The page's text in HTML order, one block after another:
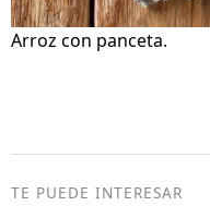
Arroz con panceta.
TE PUEDE INTERESAR